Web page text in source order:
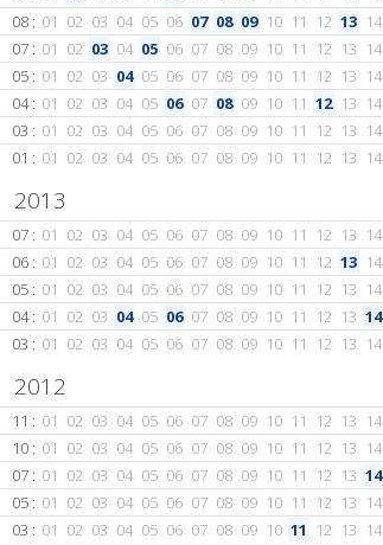
08 : 01 02 03 04 05 06 07 08 09 10 11 12 13 14
07 : 01 02 03 04 05 06 07 08 09 10 11 12 13 14
05 : 01 02 03 04 05 06 07 08 09 10 11 12 13 14
04 : 01 02 03 04 05 06 07 08 09 10 11 12 13 14
03 : 01 02 03 04 05 06 07 08 09 10 11 12 13 14
01 : 01 02 03 04 05 06 07 08 09 10 11 12 13 14
2013
07 : 01 02 03 04 05 06 07 08 09 10 11 12 13 14
06 : 01 02 03 04 05 06 07 08 09 10 11 12 13 14
05 : 01 02 03 04 05 06 07 08 09 10 11 12 13 14
04 : 01 02 03 04 05 06 07 08 09 10 11 12 13 14
03 : 01 02 03 04 05 06 07 08 09 10 11 12 13 14
2012
11 : 01 02 03 04 05 06 07 08 09 10 11 12 13 14
10 : 01 02 03 04 05 06 07 08 09 10 11 12 13 14
07 : 01 02 03 04 05 06 07 08 09 10 11 12 13 14
05 : 01 02 03 04 05 06 07 08 09 10 11 12 13 14
03 : 01 02 03 04 05 06 07 08 09 10 11 12 13 14